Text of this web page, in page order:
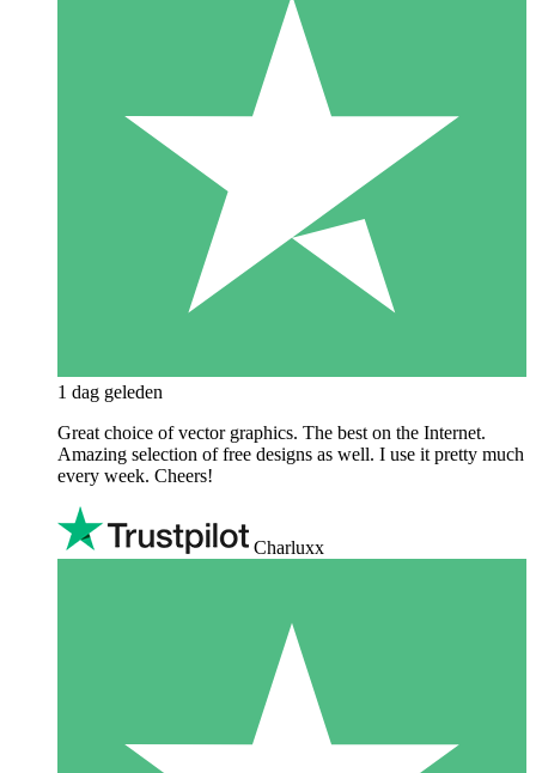
1 dag geleden
Great choice of vector graphics. The best on the Internet.
Amazing selection of free designs as well. I use it pretty much
every week. Cheers!
Charluxx